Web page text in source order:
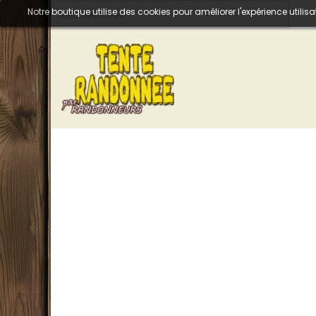
Notre boutique utilise des cookies pour améliorer l'expérience